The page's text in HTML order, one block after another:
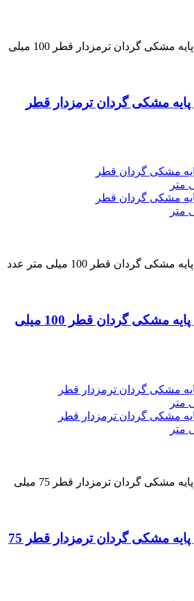
چرخ پلی آمید نارنجی پایه مشکی گردان ترمزدار قطر 100 میلی
مشکی گردان ترمزدار قطر
گردان قطر 100 میلی متر عدد
چرخ پلی آمید نارنجی پایه مشکی گردان قطر 100 میلی
چرخ پلی آمید نارنجی پایه مشکی گردان ترمزدار قطر 75 میلی
چرخ پلی آمید نارنجی پایه مشکی گردان ترمزدار قطر 75